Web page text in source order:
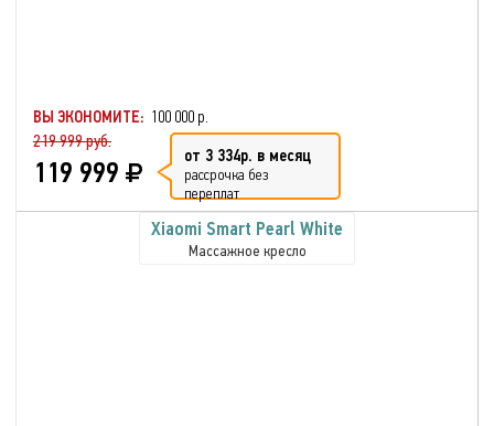
ВЫ ЭКОНОМИТЕ: 100 000 р.
219 999 руб.
119 999 от 3 334р. в месяц
рассрочка без
переплат
Xiaomi Smart Pearl White
Массажное кресло